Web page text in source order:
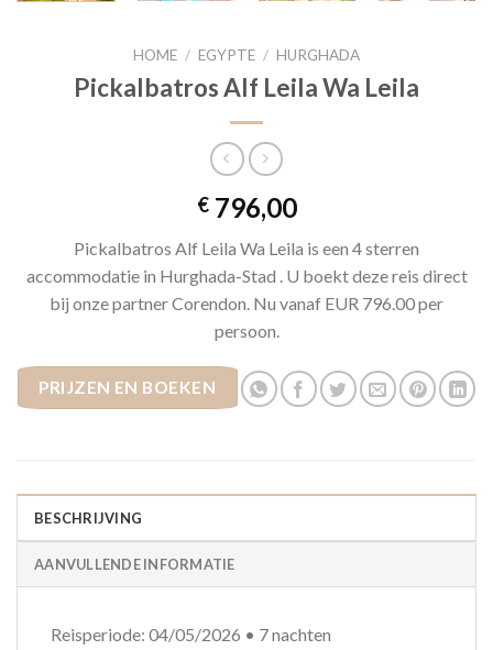
HOME / EGYPTE / HURGHADA
Pickalbatros Alf Leila Wa Leila
€796,00
Pickalbatros Alf Leila Wa Leila is een 4 sterren
accommodatie in Hurghada-Stad . U boekt deze reis direct
bij onze partner Corendon. Nu vanaf EUR 796.00 per
persoon.
PRIJZEN EN BOEKEN
BESCHRIJVING
AANVULLENDE INFORMATIE
Reisperiode: 04/05/2026 • 7 nachten